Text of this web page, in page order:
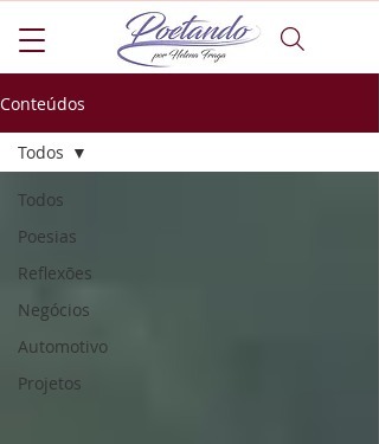
Conteúdos
Todos
Poesias
Reflexões
Negócios
Automotivo
Projetos
Todos